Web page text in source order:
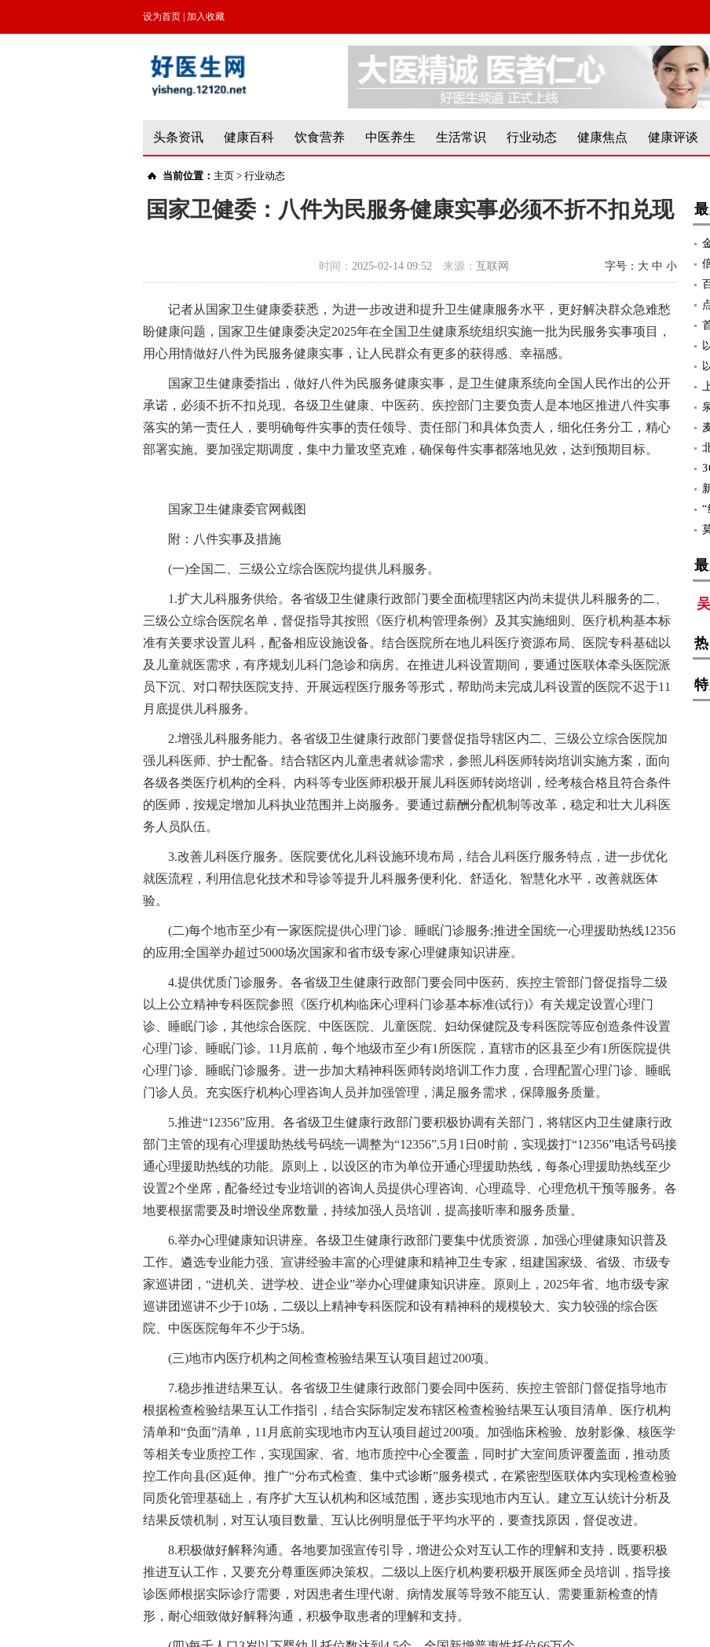
设为首页 加入收藏
头条资讯 健康百科 饮食营养 中医养生 生活常识 行业动态 健康焦点 健康评谈
当前位置： 主页 > 行业动态
国家卫健委：八件为民服务健康实事必须不折不扣兑现
时间： 2025-02-14 09:52 来源： 互联网 字号： 大 中 小
记者从国家卫生健康委获悉，为进一步改进和提升卫生健康服务水平，更好解决群众急难愁
盼健康问题，国家卫生健康委决定2025年在全国卫生健康系统组织实施一批为民服务实事项目，
用心用情做好八件为民服务健康实事，让人民群众有更多的获得感、幸福感。
国家卫生健康委指出，做好八件为民服务健康实事，是卫生健康系统向全国人民作出的公开
承诺，必须不折不扣兑现。各级卫生健康、中医药、疾控部门主要负责人是本地区推进八件实事
落实的第一责任人，要明确每件实事的责任领导、责任部门和具体负责人，细化任务分工，精心
部署实施。要加强定期调度，集中力量攻坚克难，确保每件实事都落地见效，达到预期目标。
国家卫生健康委官网截图
附：八件实事及措施
(一)全国二、三级公立综合医院均提供儿科服务。
1.扩大儿科服务供给。各省级卫生健康行政部门要全面梳理辖区内尚未提供儿科服务的二、
三级公立综合医院名单，督促指导其按照《医疗机构管理条例》及其实施细则、医疗机构基本标
准有关要求设置儿科，配备相应设施设备。结合医院所在地儿科医疗资源布局、医院专科基础以
及儿童就医需求，有序规划儿科门急诊和病房。在推进儿科设置期间，要通过医联体牵头医院派
员下沉、对口帮扶医院支持、开展远程医疗服务等形式，帮助尚未完成儿科设置的医院不迟于11
月底提供儿科服务。
2.增强儿科服务能力。各省级卫生健康行政部门要督促指导辖区内二、三级公立综合医院加
强儿科医师、护士配备。结合辖区内儿童患者就诊需求，参照儿科医师转岗培训实施方案，面向
各级各类医疗机构的全科、内科等专业医师积极开展儿科医师转岗培训，经考核合格且符合条件
的医师，按规定增加儿科执业范围并上岗服务。要通过薪酬分配机制等改革，稳定和壮大儿科医
务人员队伍。
3.改善儿科医疗服务。医院要优化儿科设施环境布局，结合儿科医疗服务特点，进一步优化
就医流程，利用信息化技术和导诊等提升儿科服务便利化、舒适化、智慧化水平，改善就医体
验。
(二)每个地市至少有一家医院提供心理门诊、睡眠门诊服务;推进全国统一心理援助热线12356
的应用;全国举办超过5000场次国家和省市级专家心理健康知识讲座。
4.提供优质门诊服务。各省级卫生健康行政部门要会同中医药、疾控主管部门督促指导二级
以上公立精神专科医院参照《医疗机构临床心理科门诊基本标准(试行)》有关规定设置心理门
诊、睡眠门诊，其他综合医院、中医医院、儿童医院、妇幼保健院及专科医院等应创造条件设置
心理门诊、睡眠门诊。11月底前，每个地级市至少有1所医院，直辖市的区县至少有1所医院提供
心理门诊、睡眠门诊服务。进一步加大精神科医师转岗培训工作力度，合理配置心理门诊、睡眠
门诊人员。充实医疗机构心理咨询人员并加强管理，满足服务需求，保障服务质量。
5.推进“12356”应用。各省级卫生健康行政部门要积极协调有关部门，将辖区内卫生健康行政
部门主管的现有心理援助热线号码统一调整为“12356”,5月1日0时前，实现拨打“12356”电话号码接
通心理援助热线的功能。原则上，以设区的市为单位开通心理援助热线，每条心理援助热线至少
设置2个坐席，配备经过专业培训的咨询人员提供心理咨询、心理疏导、心理危机干预等服务。各
地要根据需要及时增设坐席数量，持续加强人员培训，提高接听率和服务质量。
6.举办心理健康知识讲座。各级卫生健康行政部门要集中优质资源，加强心理健康知识普及
工作。遴选专业能力强、宣讲经验丰富的心理健康和精神卫生专家，组建国家级、省级、市级专
家巡讲团，“进机关、进学校、进企业”举办心理健康知识讲座。原则上，2025年省、地市级专家
巡讲团巡讲不少于10场，二级以上精神专科医院和设有精神科的规模较大、实力较强的综合医
院、中医医院每年不少于5场。
(三)地市内医疗机构之间检查检验结果互认项目超过200项。
7.稳步推进结果互认。各省级卫生健康行政部门要会同中医药、疾控主管部门督促指导地市
根据检查检验结果互认工作指引，结合实际制定发布辖区检查检验结果互认项目清单、医疗机构
清单和“负面”清单，11月底前实现地市内互认项目超过200项。加强临床检验、放射影像、核医学
等相关专业质控工作，实现国家、省、地市质控中心全覆盖，同时扩大室间质评覆盖面，推动质
控工作向县(区)延伸。推广“分布式检查、集中式诊断”服务模式，在紧密型医联体内实现检查检验
同质化管理基础上，有序扩大互认机构和区域范围，逐步实现地市内互认。建立互认统计分析及
结果反馈机制，对互认项目数量、互认比例明显低于平均水平的，要查找原因，督促改进。
8.积极做好解释沟通。各地要加强宣传引导，增进公众对互认工作的理解和支持，既要积极
推进互认工作，又要充分尊重医师决策权。二级以上医疗机构要积极开展医师全员培训，指导接
诊医师根据实际诊疗需要，对因患者生理代谢、病情发展等导致不能互认、需要重新检查的情
形，耐心细致做好解释沟通，积极争取患者的理解和支持。